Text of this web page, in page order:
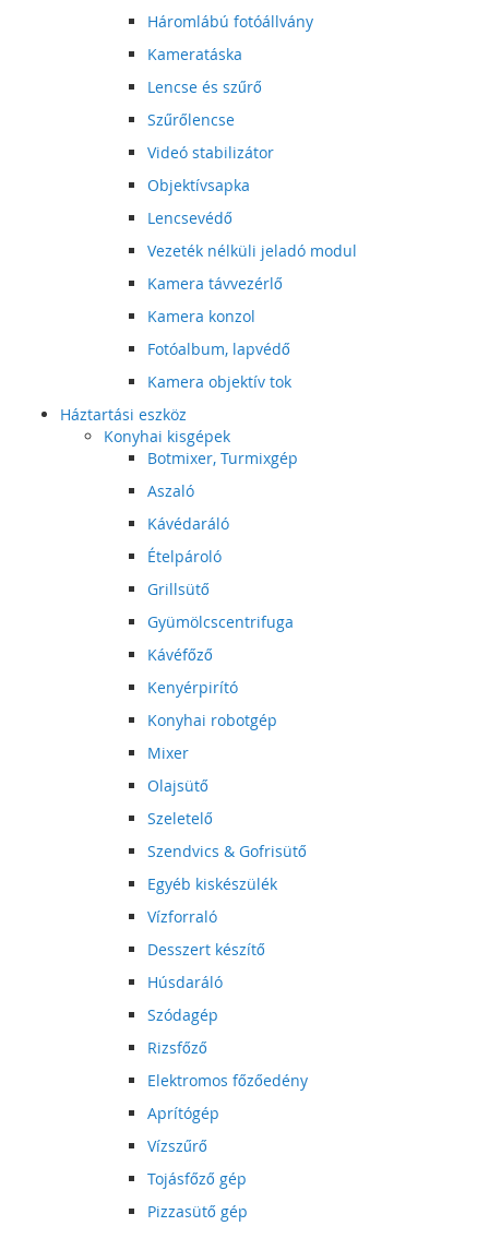
Háromlábú fotóállvány
Kameratáska
Lencse és szűrő
Szűrőlencse
Videó stabilizátor
Objektívsapka
Lencsevédő
Vezeték nélküli jeladó modul
Kamera távvezérlő
Kamera konzol
Fotóalbum, lapvédő
Kamera objektív tok
Háztartási eszköz
Konyhai kisgépek
Botmixer, Turmixgép
Aszaló
Kávédaráló
Ételpároló
Grillsütő
Gyümölcscentrifuga
Kávéfőző
Kenyérpirító
Konyhai robotgép
Mixer
Olajsütő
Szeletelő
Szendvics & Gofrisütő
Egyéb kiskészülék
Vízforraló
Desszert készítő
Húsdaráló
Szódagép
Rizsfőző
Elektromos főzőedény
Aprítógép
Vízszűrő
Tojásfőző gép
Pizzasütő gép